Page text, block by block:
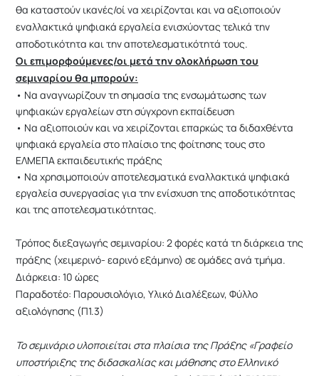
θα καταστούν ικανές/οί να χειρίζονται και να αξιοποιούν
εναλλακτικά ψηφιακά εργαλεία ενισχύοντας τελικά την
αποδοτικότητα και την αποτελεσματικότητά τους.
Οι επιμορφούμενες/οι μετά την ολοκλήρωση του
σεμιναρίου θα μπορούν:
• Να αναγνωρίζουν τη σημασία της ενσωμάτωσης των
ψηφιακών εργαλείων στη σύγχρονη εκπαίδευση
• Να αξιοποιούν και να χειρίζονται επαρκώς τα διδαχθέντα
ψηφιακά εργαλεία στο πλαίσιο της φοίτησης τους στο
ΕΛΜΕΠΑ εκπαιδευτικής πράξης
• Να χρησιμοποιούν αποτελεσματικά εναλλακτικά ψηφιακά
εργαλεία συνεργασίας για την ενίσχυση της αποδοτικότητας
και της αποτελεσματικότητας.
Τρόπος διεξαγωγής σεμιναρίου: 2 φορές κατά τη διάρκεια της
πράξης (χειμερινό- εαρινό εξάμηνο) σε ομάδες ανά τμήμα.
Διάρκεια: 10 ώρες
Παραδοτέο: Παρουσιολόγιο, Υλικό Διαλέξεων, Φύλλο
αξιολόγησης (Π1.3)
Το σεμινάριο υλοποιείται στα πλαίσια της Πράξης «Γραφείο
υποστήριξης της διδασκαλίας και μάθησης στο Ελληνικό